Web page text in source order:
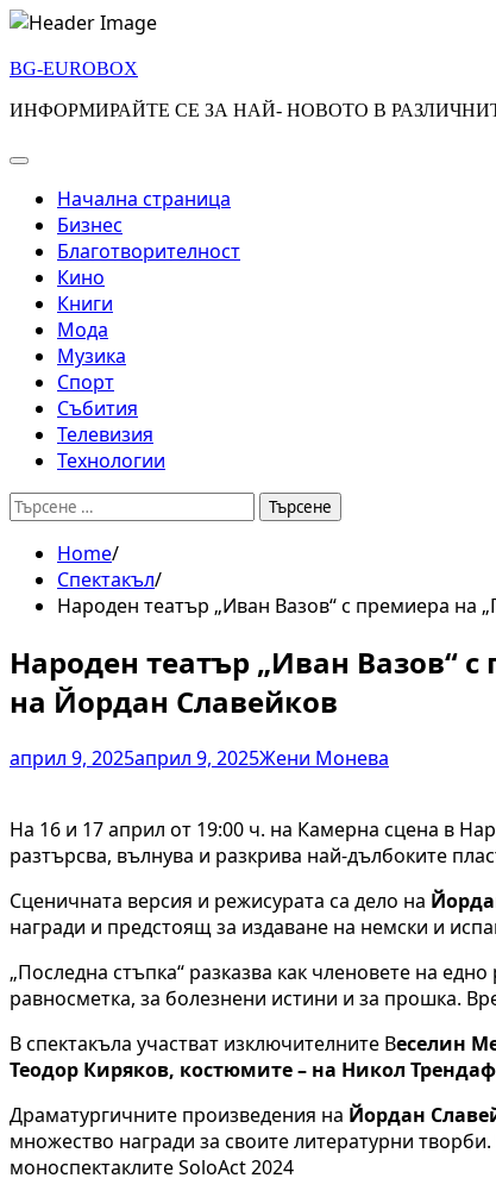
Skip
content
BG-EUROBOX
ИНФОРМИРАЙТЕ СЕ ЗА НАЙ- НОВОТО В
Начална страница
Бизнес
Благотворителност
Кино
Книги
Мода
Музика
Спорт
Събития
Телевизия
Технологии
Търсене
Home
Спектакъл
Народен театър „Иван Вазов“ с премиера на
Народен театър „Иван Вазов“
на Йордан Славейков
април 9, 2025април 9, 2025Жени Монева
На 16 и 17 април от 19:00 ч. на Камерна сцена в
разтърсва, вълнува и разкрива най-дълбоките
Сценичната версия и режисурата са дело на
награди и предстоящ за издаване на немски и
„Последна стъпка“ разказва как членовете на
равносметка, за болезнени истини и за прошка.
В спектакъла участват изключителните Веселин
Теодор Киряков, костюмите – на Никол
Драматургичните произведения на Йордан
множество награди за своите литературни
моноспектаклите SoloAct 2024